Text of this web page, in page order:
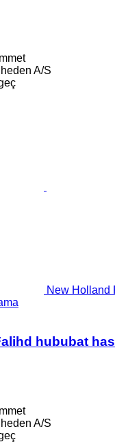
A/S
New Holland
hububat
A/S